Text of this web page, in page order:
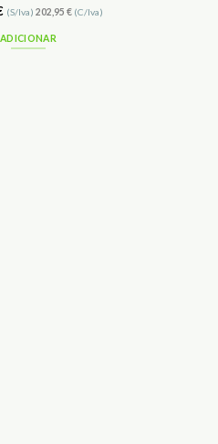
(S/Iva) 202,95 €(C/Iva)
ADICIONAR